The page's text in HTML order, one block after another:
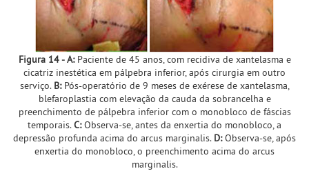
Figura 14 - A:Paciente de 45 anos, com recidiva de xantelasma e
cicatriz inestética em pálpebra inferior, após cirurgia em outro
serviço. B:Pós-operatório de 9 meses de exérese de xantelasma,
blefaroplastia com elevação da cauda da sobrancelha e
preenchimento de pálpebra inferior com o monobloco de fáscias
temporais.C:Observa-se, antes da enxertia do monobloco, a
depressão profunda acima do arcus marginalis. D:Observa-se, após
enxertia do monobloco, o preenchimento acima do arcus
marginalis.